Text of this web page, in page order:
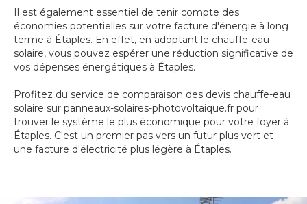
Il est également essentiel de tenir compte des
économies potentielles sur votre facture d'énergie à long
terme à Étaples. En effet, en adoptant le chauffe-eau
solaire, vous pouvez espérer une réduction significative de
vos dépenses énergétiques à Étaples.
Profitez du service de comparaison des devis chauffe-eau
solaire sur panneaux-solaires-photovoltaique.fr pour
trouver le système le plus économique pour votre foyer à
Étaples. C'est un premier pas vers un futur plus vert et
une facture d'électricité plus légère à Étaples.